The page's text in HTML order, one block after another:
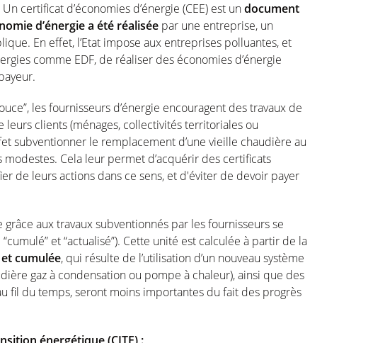
certificat d’économies d’énergie (CEE) est undocument
d’énergie a été réalisée par une entreprise, un
En effet, l’Etat impose aux entreprises polluantes, et
comme EDF, de réaliser des économies d’énergie
les fournisseurs d’énergie encouragent des travaux de
clients (ménages, collectivités territoriales ou
subventionner le remplacement d’une vieille chaudière au
Cela leur permet d’acquérir des certificats
de leurs actions dans ce sens, et d'éviter de devoir payer
aux travaux subventionnés par les fournisseurs se
et “actualisé”). Cette unité est calculée à partir de la
cumulée, qui résulte de l’utilisation d’un nouveau système
gaz à condensation ou pompe à chaleur), ainsi que des
fil du temps, seront moins importantes du fait des progrès